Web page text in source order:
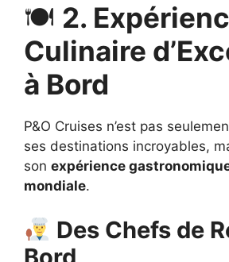
🍽 2.
Culinaire
à Bord
P&O Cruises n’est pas
ses destinations incroyables,
son expérience
mondiale.
Des Chefs de